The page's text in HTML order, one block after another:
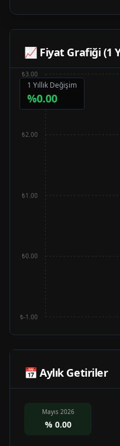
📈 Fiyat Grafiği (1
1 Yıllık Değişim
%0.00
₺-1.00
₺0.00
₺1.00
₺2.00
₺3.00
📅 Aylık Getiriler
Mayıs 2026
% 0.00